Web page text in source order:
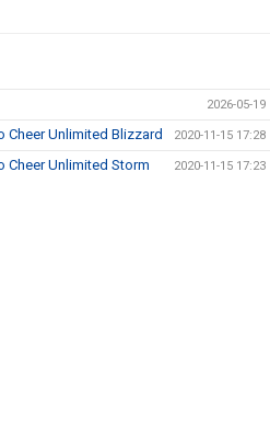
2026-05-19
Cheer Unlimited Blizzard 2020-11-15 17:28
Cheer Unlimited Storm 2020-11-15 17:23